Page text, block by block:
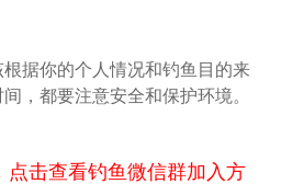
据你的个人情况和钓鱼目的来
，都要注意安全和保护环境。
点击查看钓鱼微信群加入方